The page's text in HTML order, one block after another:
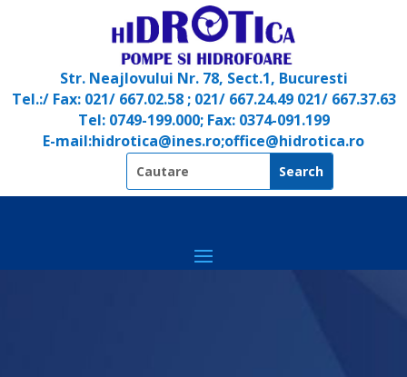
Str. Neajlovului Nr. 78, Sect.1, Bucuresti
Tel.:/ Fax: 021/ 667.02.58 ; 021/ 667.24.49 021/ 667.37.63
Tel: 0749-199.000; Fax: 0374-091.199
E-mail:hidrotica@ines.ro;office@hidrotica.ro